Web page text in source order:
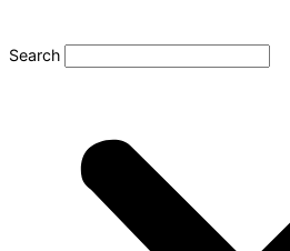
Search